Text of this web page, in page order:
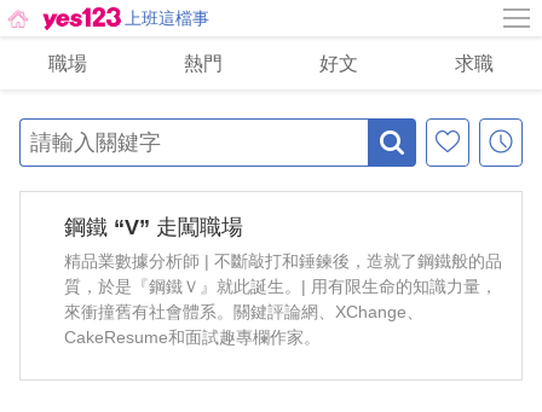
上班這檔事
職場 熱門 好文 求職
鋼鐵 “V” 走闖職場
精品業數據分析師 | 不斷敲打和錘鍊後，造就了鋼鐵般的品
質，於是『鋼鐵Ｖ』就此誕生。| 用有限生命的知識力量，
來衝撞舊有社會體系。關鍵評論網、XChange、
CakeResume和面試趣專欄作家。